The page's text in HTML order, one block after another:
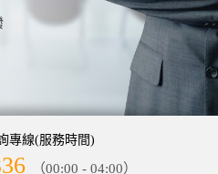
專線(服務時間)
（00:00 - 04:00）